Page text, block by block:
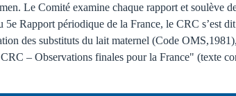
Le Comité examine chaque rapport et soulève
5e Rapport périodique de la France, le CRC s’est
des substituts du lait maternel (Code
– Observations finales pour la France" (texte